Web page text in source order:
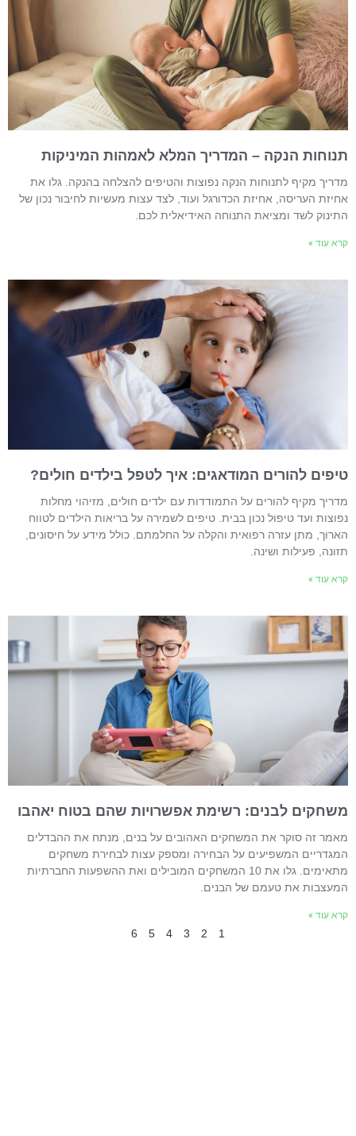
הנקה – המדריך המלא לאמהות המיניקות
מקיף לתנוחות הנקה נפוצות והטיפים להצלחה בהנקה. גלו את
העריסה, אחיזת הכדורגל ועוד, לצד עצות מעשיות לחיבור נכון של
לשד ומציאת התנוחה האידיאלית לכם.
עוד »
להורים המודאגים: איך לטפל בילדים חולים?
מקיף להורים על התמודדות עם ילדים חולים, מזיהוי מחלות
ועד טיפול נכון בבית. טיפים לשמירה על בריאות הילדים לטווח
מתן עזרה רפואית והקלה על החלמתם. כולל מידע על חיסונים,
פעילות ושינה.
עוד »
לבנים: רשימת אפשרויות שהם בטוח יאהבו
זה סוקר את המשחקים האהובים על בנים, מנתח את ההבדלים
המשפיעים על הבחירה ומספק עצות לבחירת משחקים
מתאימים. גלו את 10 המשחקים המובילים ואת ההשפעות החברתיות
את טעמם של הבנים.
עוד »
4
5
6